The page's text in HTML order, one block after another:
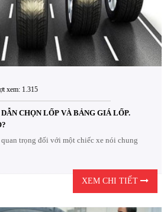
xem: 1.315
CHỌN LỐP VÀ BẢNG GIÁ LỐP.
trọng đối với một chiếc xe nói chung
XEM CHI TIẾT